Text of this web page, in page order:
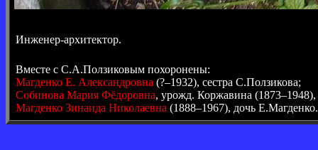
Инженер-архитектор.
Вместе с С.А.Ползиковым похоронены:
Магденко Е. Александровна (?–1932), сестра С.Ползикова;
Собинова Мария Фёдоровна, урожд. Коржавина
Магденко Зинаида Николаевна (1888–1967), дочь Е.Магденко.